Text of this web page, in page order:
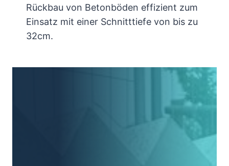
Rückbau von Betonböden effizient zum
Einsatz mit einer Schnitttiefe von bis zu
32cm.